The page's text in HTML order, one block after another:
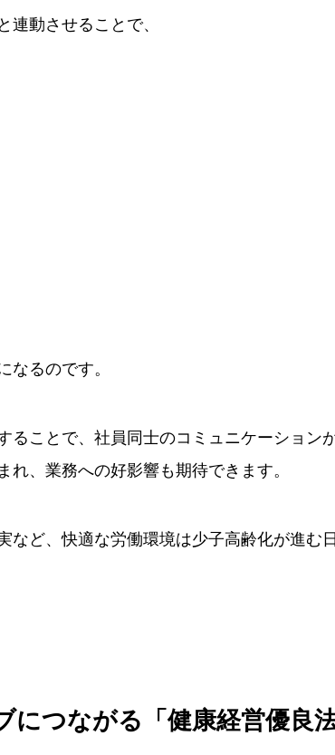
動させることで、
なるのです。
ることで、社員同士のコミュニケーション
、業務への好影響も期待できます。
など、快適な労働環境は少子高齢化が進む
つながる「健康経営優良